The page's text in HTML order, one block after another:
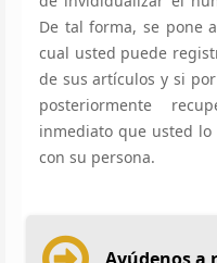
De tal forma, se pone
cual usted puede
de sus artículos y si
posteriormente
inmediato que usted
con su persona.